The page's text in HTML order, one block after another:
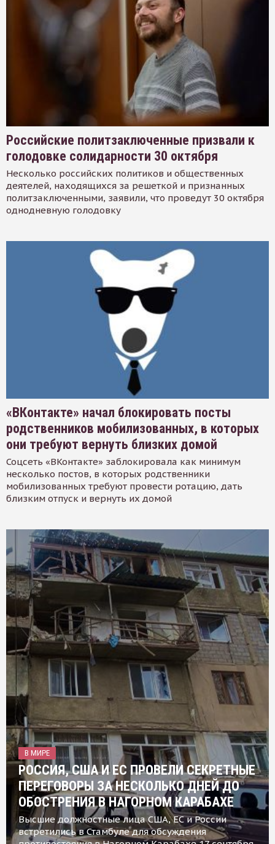
Российские политзаключенные призвали к
голодовке солидарности 30 октября
Несколько российских политиков и общественных
деятелей, находящихся за решеткой и признанных
политзаключенными, заявили, что проведут 30 октября
однодневную голодовку
«ВКонтакте» начал блокировать посты
родственников мобилизованных, в которых
они требуют вернуть близких домой
Соцсеть «ВКонтакте» заблокировала как минимум
несколько постов, в которых родственники
мобилизованных требуют провести ротацию, дать
близким отпуск и вернуть их домой
В МИРЕ
РОССИЯ, США И ЕС ПРОВЕЛИ СЕКРЕТНЫЕ
ПЕРЕГОВОРЫ ЗА НЕСКОЛЬКО ДНЕЙ ДО
ОБОСТРЕНИЯ В НАГОРНОМ КАРАБАХЕ
Высшие должностные лица США, ЕС и России
встретились в Стамбуле для обсуждения